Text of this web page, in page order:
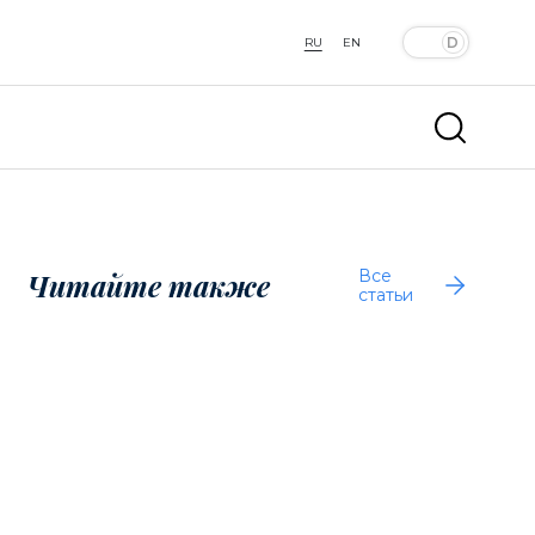
RU EN
Читайте также
Все
статьи